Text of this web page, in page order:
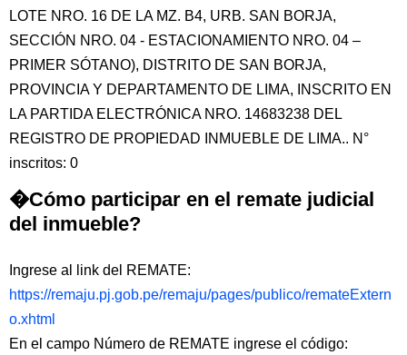
LOTE NRO. 16 DE LA MZ. B4, URB. SAN BORJA,
SECCIÓN NRO. 04 - ESTACIONAMIENTO NRO. 04 –
PRIMER SÓTANO), DISTRITO DE SAN BORJA,
PROVINCIA Y DEPARTAMENTO DE LIMA, INSCRITO EN
LA PARTIDA ELECTRÓNICA NRO. 14683238 DEL
REGISTRO DE PROPIEDAD INMUEBLE DE LIMA.. N°
inscritos: 0
�Cómo participar en el remate judicial
del inmueble?
Ingrese al link del REMATE:
https://remaju.pj.gob.pe/remaju/pages/publico/remateExtern
o.xhtml
En el campo Número de REMATE ingrese el código: